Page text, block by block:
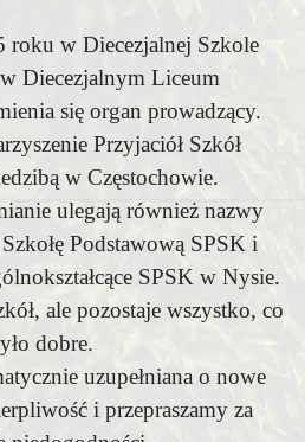
roku w Diecezjalnej Szkole
Diecezjalnym Liceum
się organ prowadzący.
Przyjaciół Szkół
w Częstochowie.
ulegają również nazwy
Podstawową SPSK i
SPSK w Nysie.
ale pozostaje wszystko, co
dobre.
uzupełniana o nowe
i przepraszamy za